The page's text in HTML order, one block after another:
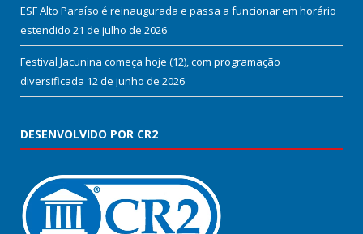
ESF Alto Paraíso é reinaugurada e passa a funcionar em horário
estendido 21 de julho de 2026
Festival Jacunina começa hoje (12), com programação
diversificada 12 de junho de 2026
DESENVOLVIDO POR CR2